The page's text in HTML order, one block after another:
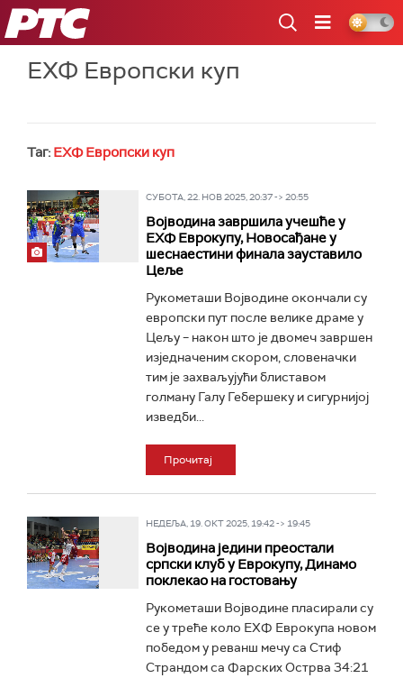
РТС
ЕХФ Европски куп
Таг: ЕХФ Европски куп
СУБОТА, 22. НОВ 2025, 20:37 -> 20:55
Војводина завршила учешће у
ЕХФ Еврокупу, Новосађане у
шеснаестини финала зауставило
Цеље
Рукометаши Војводине окончали су
европски пут после велике драме у
Цељу – након што је двомеч завршен
изједначеним скором, словеначки
тим је захваљујући блиставом
голману Галу Гебершеку и сигурнијој
изведби...
Прочитај
НЕДЕЉА, 19. ОКТ 2025, 19:42 -> 19:45
Војводина једини преостали
српски клуб у Еврокупу, Динамо
поклекао на гостовању
Рукометаши Војводине пласирали су
се у треће коло ЕХФ Еврокупа новом
победом у реванш мечу са Стиф
Страндом са Фарских Острва 34:21